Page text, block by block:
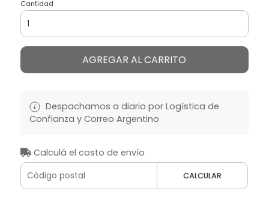
Cantidad
AGREGAR AL CARRITO
Despachamos a diario por Logística de
Confianza y Correo Argentino
Calculá el costo de envío
CALCULAR